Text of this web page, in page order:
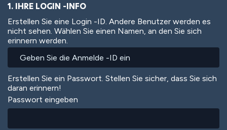
1. IHRE LOGIN -INFO
Erstellen Sie eine Login -ID. Andere Benutzer werden es
nicht sehen. Wählen Sie einen Namen, an den Sie sich
erinnern werden.
Erstellen Sie ein Passwort. Stellen Sie sicher, dass Sie sich
daran erinnern!
Passwort eingeben